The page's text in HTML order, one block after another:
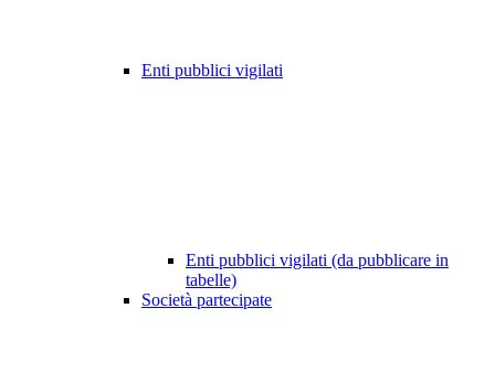
Enti pubblici vigilati
Enti pubblici vigilati (da pubblicare in
tabelle)
Società partecipate